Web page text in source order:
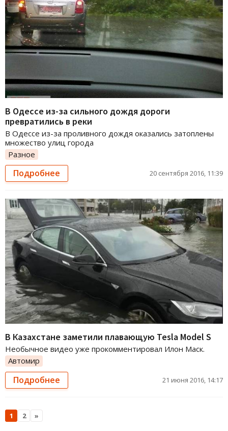
В Одессе из-за сильного дождя дороги
превратились в реки
В Одессе из-за проливного дождя оказались затоплены
множество улиц города
Разное
Подробнее 20 сентября 2016, 11:39
В Казахстане заметили плавающую Tesla Model S
Необычное видео уже прокомментировал Илон Маск.
Автомир
Подробнее 21 июня 2016, 14:17
1 2 »